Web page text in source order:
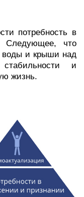
потребность в
Следующее, что
воды и крыши над
и
жизнь.